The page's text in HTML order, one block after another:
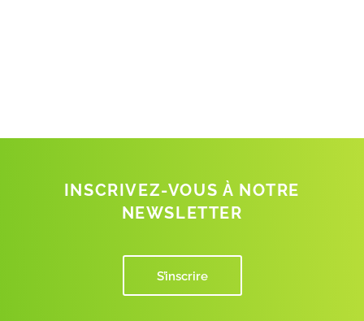
INSCRIVEZ-VOUS À NOTRE
NEWSLETTER
S’inscrire